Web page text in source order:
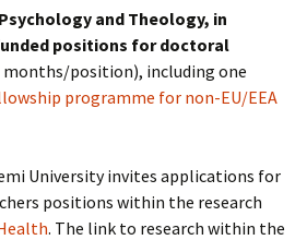
and Theology, in
positions for doctoral
months/position), including one
programme for non-EU/EEA
University invites applications for
positions within the research
. The link to research within the